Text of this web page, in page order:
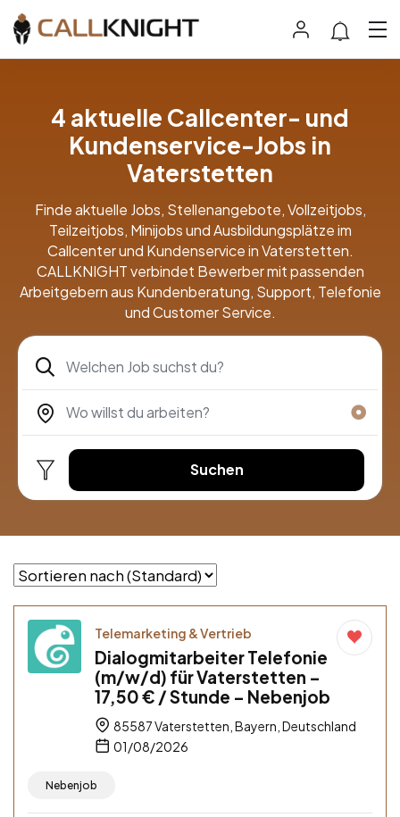
4 aktuelle Callcenter- und
Kundenservice-Jobs in
Vaterstetten
Finde aktuelle Jobs, Stellenangebote, Vollzeitjobs,
Teilzeitjobs, Minijobs und Ausbildungsplätze im
Callcenter und Kundenservice in Vaterstetten.
CALLKNIGHT verbindet Bewerber mit passenden
Arbeitgebern aus Kundenberatung, Support, Telefonie
und Customer Service.
Suchen
Telemarketing & Vertrieb
Dialogmitarbeiter Telefonie
(m/w/d) für Vaterstetten –
17,50 € / Stunde – Nebenjob
85587 Vaterstetten, Bayern, Deutschland
01/08/2026
Nebenjob